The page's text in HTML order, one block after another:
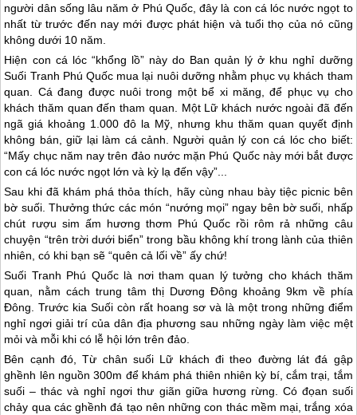
người dân sống lâu năm ở Phú Quốc, đây là con cá lóc nước ngọt to
nhất từ trước đến nay mới được phát hiện và tuổi thọ của nó cũng
không dưới 10 năm.
Hiện con cá lóc “khổng lồ” này do Ban quản lý ở khu nghỉ dưỡng
Suối Tranh Phú Quốcmua lại nuôi dưỡng nhằm phục vụ khách tham
quan. Cá đang được nuôi trong một bể xi măng, để phục vụ cho
khách thăm quan đến tham quan. Một Lữ khách nước ngoài đã đến
ngã giá khoảng 1.000 đô la Mỹ, nhưng khu thăm quan quyết định
không bán, giữ lại làm cá cảnh. Người quản lý con cá lóc cho biết:
“Mấy chục năm nay trên đảo nước mặn Phú Quốcnày mới bắt được
con cá lóc nước ngọt lớn và kỳ lạ đến vậy”...
Sau khi đã khám phá thỏa thích, hãy cùng nhau bày tiệc picnic bên
bờ suối. Thưởng thức các món “nướng mọi” ngay bên bờ suối, nhấp
chút rượu sim ấm hương thơm Phú Quốc rồi rôm rả những câu
chuyện “trên trời dưới biển” trong bầu không khí trong lành của thiên
nhiên, có khi bạn sẽ “quên cả lối về” ấy chứ!
Suối Tranh Phú Quốclà nơi tham quan lý tưởng cho khách thăm
quan, nằm cách trung tâm thị Dương Đông khoảng 9km về phía
Đông. Trước kia Suối còn rất hoang sơ và là một trong những điểm
nghỉ ngơi giải trí của dân địa phương sau những ngày làm việc mệt
mỏi và mỗi khi có lễ hội lớn trên đảo.
Bên cạnh đó, Từ chân suối Lữ khách đi theo đường lát đá gập
ghềnh lên nguồn 300m để khám phá thiên nhiên kỳ bí, cắm trại, tắm
suối – thác và nghỉ ngơi thư giãn giữa hương rừng. Có đọan suối
chảy qua các ghềnh đá tạo nên những con thác mềm mại, trắng xóa